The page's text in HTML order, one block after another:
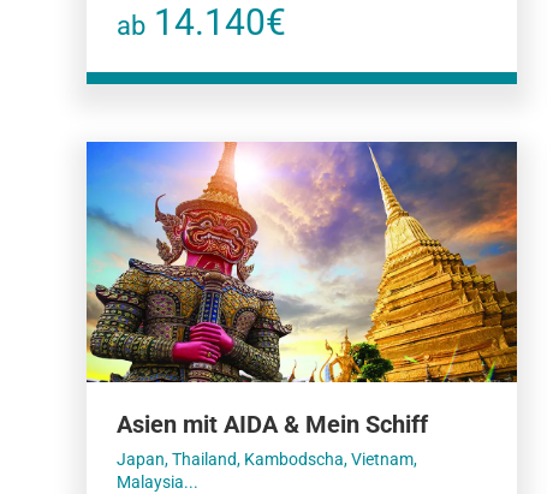
ab 14.140€
Asien mit AIDA & Mein Schiff
Japan, Thailand, Kambodscha, Vietnam,